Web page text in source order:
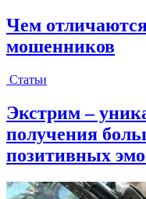
Чем
мошенников
Статьи
Экстрим –
получения
позитивных